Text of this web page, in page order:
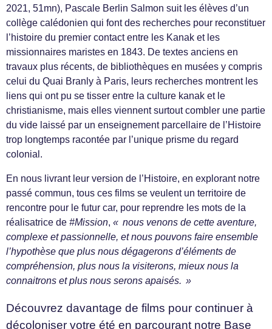
2021, 51mn), Pascale Berlin Salmon suit les élèves d’un
collège calédonien qui font des recherches pour reconstituer
l’histoire du premier contact entre les Kanak et les
missionnaires maristes en 1843. De textes anciens en
travaux plus récents, de bibliothèques en musées y compris
celui du Quai Branly à Paris, leurs recherches montrent les
liens qui ont pu se tisser entre la culture kanak et le
christianisme, mais elles viennent surtout combler une partie
du vide laissé par un enseignement parcellaire de l’Histoire
trop longtemps racontée par l’unique prisme du regard
colonial.
En nous livrant leur version de l’Histoire, en explorant notre
passé commun, tous ces films se veulent un territoire de
rencontre pour le futur car, pour reprendre les mots de la
réalisatrice de #Mission, « nous venons de cette aventure,
complexe et passionnelle, et nous pouvons faire ensemble
l’hypothèse que plus nous dégagerons d’éléments de
compréhension, plus nous la visiterons, mieux nous la
connaitrons et plus nous serons apaisés. »
Découvrez davantage de films pour continuer à
décoloniser votre été en parcourant notre Base